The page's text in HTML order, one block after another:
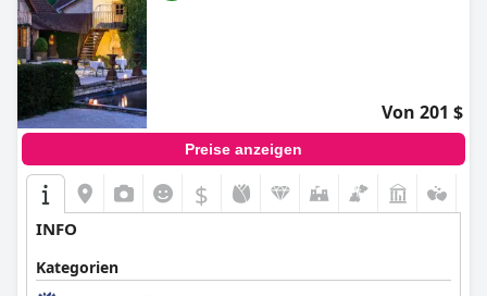
Von 201 $
Preise anzeigen
$
INFO
Kategorien